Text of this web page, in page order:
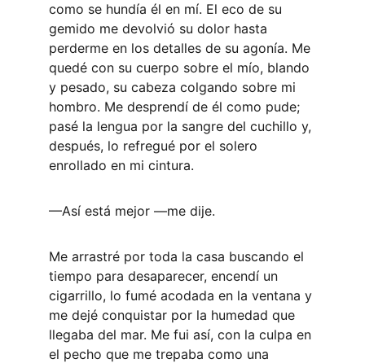
como se hundía él en mí. El eco de su
gemido me devolvió su dolor hasta
perderme en los detalles de su agonía. Me
quedé con su cuerpo sobre el mío, blando
y pesado, su cabeza colgando sobre mi
hombro. Me desprendí de él como pude;
pasé la lengua por la sangre del cuchillo y,
después, lo refregué por el solero
enrollado en mi cintura.
—Así está mejor —me dije.
Me arrastré por toda la casa buscando el
tiempo para desaparecer, encendí un
cigarrillo, lo fumé acodada en la ventana y
me dejé conquistar por la humedad que
llegaba del mar. Me fui así, con la culpa en
el pecho que me trepaba como una